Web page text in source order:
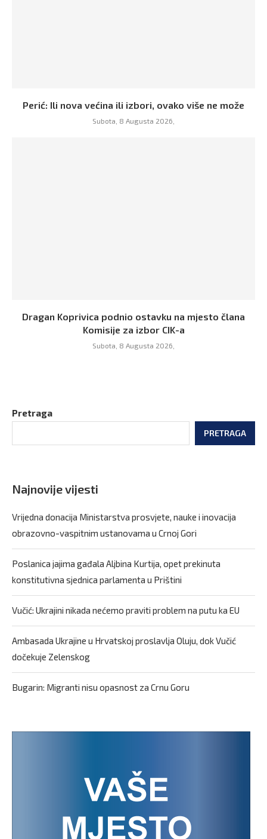
Perić: Ili nova većina ili izbori, ovako više ne može
Subota, 8 Augusta 2026,
Dragan Koprivica podnio ostavku na mjesto člana
Komisije za izbor CIK-a
Subota, 8 Augusta 2026,
Pretraga
PRETRAGA
Najnovije vijesti
Vrijedna donacija Ministarstva prosvjete, nauke i inovacija
obrazovno-vaspitnim ustanovama u Crnoj Gori
Poslanica jajima gađala Aljbina Kurtija, opet prekinuta
konstitutivna sjednica parlamenta u Prištini
Vučić: Ukrajini nikada nećemo praviti problem na putu ka EU
Ambasada Ukrajine u Hrvatskoj proslavlja Oluju, dok Vučić
dočekuje Zelenskog
Bugarin: Migranti nisu opasnost za Crnu Goru